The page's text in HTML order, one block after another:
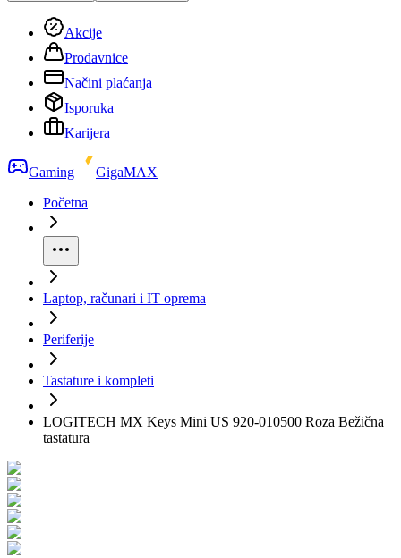
Akcije
Prodavnice
Načini plaćanja
Isporuka
Karijera
Gaming
GigaMAX
Početna
Laptop, računari i IT oprema
Periferije
Tastature i kompleti
LOGITECH MX Keys Mini US 920-010500 Roza Bežična
tastatura